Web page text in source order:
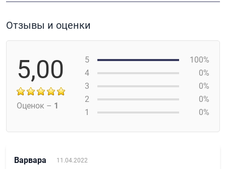
Отзывы и оценки
5,00
Оценок – 1
5
100%
4
0%
3
0%
2
0%
1
0%
Варвара 11.04.2022